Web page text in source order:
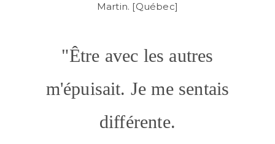
Martin. [Québec]
"Être avec les autres
m'épuisait. Je me sentais
différente.